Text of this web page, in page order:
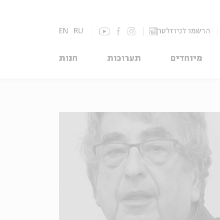
הרשמו לניוזלטר EN RU
מיוחדים תערוכות חנות